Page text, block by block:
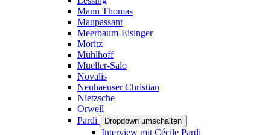
Mann Thomas
Maupassant
Meerbaum-Eisinger
Moritz
Mühlhoff
Mueller-Salo
Novalis
Neuhaeuser Christian
Nietzsche
Orwell
Pardi
Dropdown umschalten
Interview mit Cécile Pardi